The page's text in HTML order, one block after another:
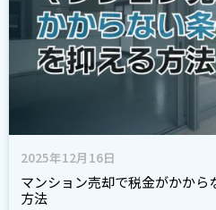
2025年12月16日
マンション売却で税金がかから
方法